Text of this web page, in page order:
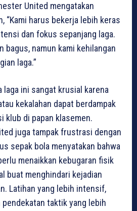
United mengatakan
“Kami harus bekerja lebih keras
dan fokus sepanjang laga.
bagus, namun kami kehilangan
laga.”
laga ini sangat krusial karena
kekalahan dapat berdampak
klub di papan klasemen.
juga tampak frustrasi dengan
sepak bola menyatakan bahwa
menaikkan kebugaran fisik
buat menghindari kejadian
Latihan yang lebih intensif,
pendekatan taktik yang lebih